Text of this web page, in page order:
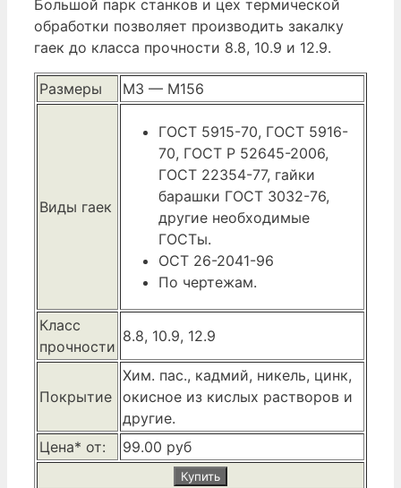
Большой парк станков и цех термической
обработки позволяет производить закалку
гаек до класса прочности 8.8, 10.9 и 12.9.
Размеры М3 — М156
Виды гаек
ГОСТ 5915-70, ГОСТ 5916-
70, ГОСТ Р 52645-2006,
ГОСТ 22354-77, гайки
барашки ГОСТ 3032-76,
другие необходимые
ГОСТы.
ОСТ 26-2041-96
По чертежам.
Класс
прочности
8.8, 10.9, 12.9
Покрытие
Хим. пас., кадмий, никель, цинк,
окисное из кислых растворов и
другие.
Цена* от:
99.00 руб
Купить